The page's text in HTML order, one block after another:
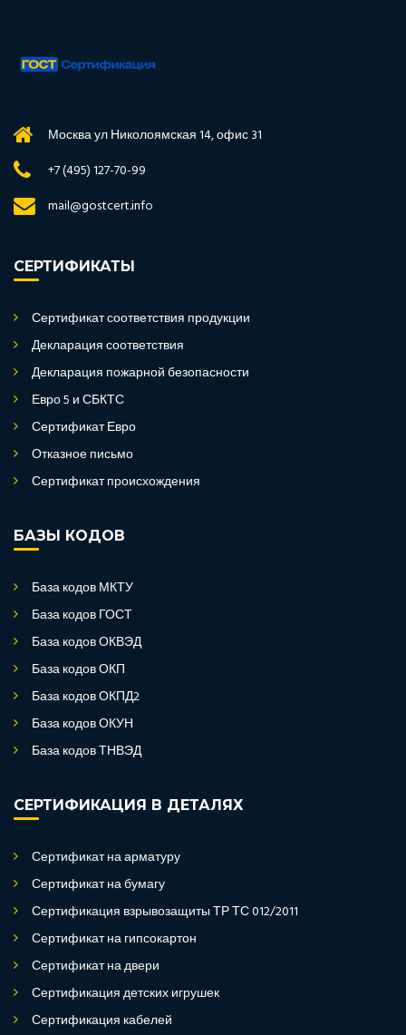
Москва ул Николоямская 14, офис 31
+7 (495) 127-70-99
mail@gostcert.info
СЕРТИФИКАТЫ
Сертификат соответствия продукции
Декларация соответствия
Декларация пожарной безопасности
Евро 5 и СБКТС
Сертификат Евро
Отказное письмо
Сертификат происхождения
БАЗЫ КОДОВ
База кодов МКТУ
База кодов ГОСТ
База кодов ОКВЭД
База кодов ОКП
База кодов ОКПД2
База кодов ОКУН
База кодов ТНВЭД
СЕРТИФИКАЦИЯ В ДЕТАЛЯХ
Сертификат на арматуру
Сертификат на бумагу
Сертификация взрывозащиты ТР ТС 012/2011
Сертификат на гипсокартон
Сертификат на двери
Сертификация детских игрушек
Сертификация кабелей